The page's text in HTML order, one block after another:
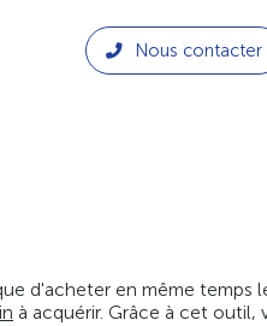
Nous contacter
d'acheter en même temps
à acquérir. Grâce à cet